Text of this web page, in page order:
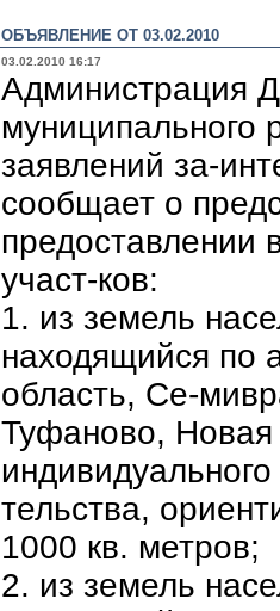
ОБЪЯВЛЕНИЕ ОТ 03.02.2010
03.02.2010 16:17
Администрация
муниципального
заявлений за-
сообщает о
предоставлении
участ-ков:
1. из земель
находящийся по
область, Се-
Туфаново, Новая
тельства,
1000 кв. метров;
2. из земель